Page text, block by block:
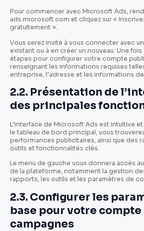
Pour commencer avec Microsoft Ads,
ads.microsoft.com et cliquez sur «
gratuitement ».
Vous serez invité à vous connecter avec
existant ou à en créer un nouveau. Une
étapes pour configurer votre compte
renseignant les informations requises
entreprise, l’adresse et les informations
2.2. Présentation de
des principales
L’interface de Microsoft Ads est intuitive et
le tableau de bord principal, vous
performances publicitaires, ainsi que des
outils et fonctionnalités clés.
Le menu de gauche vous donnera accès
de la plateforme, notamment la gestion
rapports, les outils et les paramètres de
2.3. Configurer les
base pour votre compte
campagnes